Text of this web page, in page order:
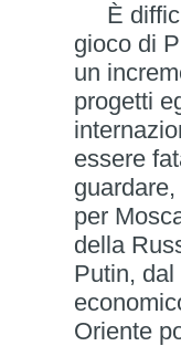
È
gioco di
un
progetti
essere
per
della
Putin,
Oriente